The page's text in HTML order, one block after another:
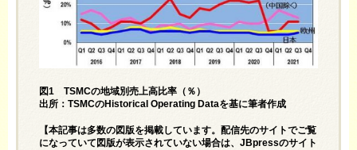
図1 TSMCの地域別売上高比率（％）
出所：TSMCのHistorical Operating Dataを基に筆者作成
【本記事は多数の図版を掲載しています。配信先のサイトでご覧
になっていて図版が表示されていない場合は、JBpressのサイト